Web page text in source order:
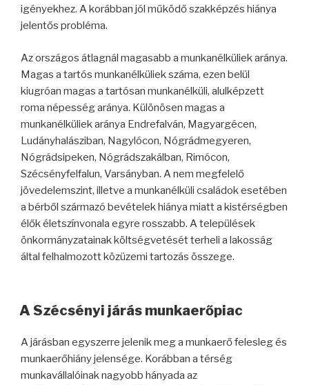
igényekhez. A korábban jól működő szakképzés hiánya
jelentős probléma.
Az országos átlagnál magasabb a munkanélküliek aránya.
Magas a tartós munkanélküliek száma, ezen belül
kiugróan magas a tartósan munkanélküli, alulképzett
roma népesség aránya. Különösen magas a
munkanélküliek aránya Endrefalván, Magyargécen,
Ludányhalásziban, Nagylócon, Nógrádmegyeren,
Nógrádsipeken, Nógrádszakálban, Rimócon,
Szécsényfelfalun, Varsányban. A nem megfelelő
jövedelemszint, illetve a munkanélküli családok esetében
a bérből származó bevételek hiánya miatt a kistérségben
élők életszínvonala egyre rosszabb. A települések
önkormányzatainak költségvetését terheli a lakosság
által felhalmozott közüzemi tartozás összege.
A Szécsényi járás munkaerőpiac
A járásban egyszerre jelenik meg a munkaerő felesleg és
munkaerőhiány jelensége. Korábban a térség
munkavállalóinak nagyobb hányada az